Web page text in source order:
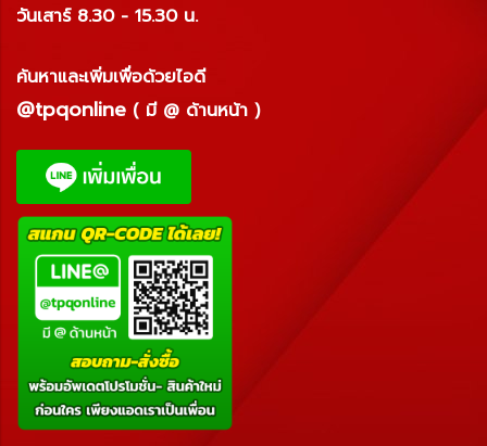
วันเสาร์ 8.30 - 15.30 น.
ค้นหาและเพิ่มเพื่อด้วยไอดี
@tpqonline ( มี @ ด้านหน้า )